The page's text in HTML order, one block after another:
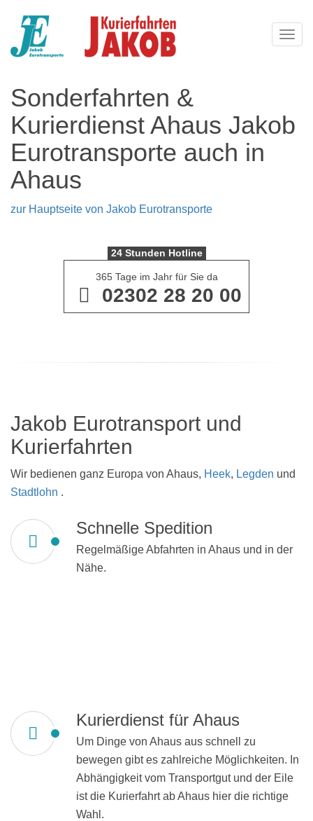
Sonderfahrten &
Kurierdienst Ahaus Jakob
Eurotransporte auch in
Ahaus
zur Hauptseite von Jakob Eurotransporte
24 Stunden Hotline
365 Tage im Jahr für Sie da
02302 28 20 00
Jakob Eurotransport und
Kurierfahrten
Wir bedienen ganz Europa von Ahaus, Heek, Legden und
Stadtlohn .
Schnelle Spedition
Regelmäßige Abfahrten in Ahaus und in der
Nähe.
Kurierdienst für Ahaus
Um Dinge von Ahaus aus schnell zu
bewegen gibt es zahlreiche Möglichkeiten. In
Abhängigkeit vom Transportgut und der Eile
ist die Kurierfahrt ab Ahaus hier die richtige
Wahl.